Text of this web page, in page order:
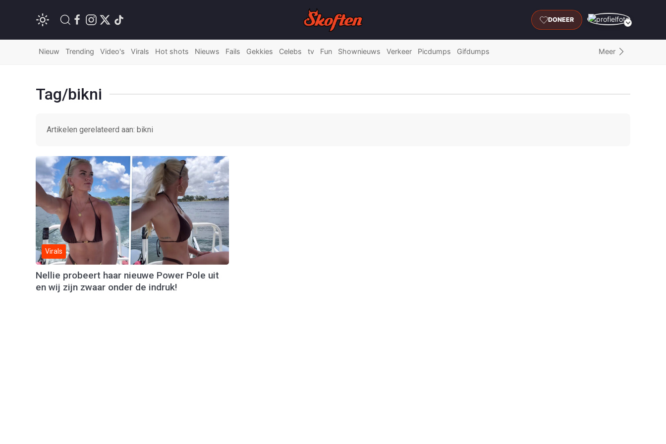
DONEER
Nieuw Trending Video's Virals Hot shots Nieuws Fails Gekkies Celebs tv Fun Shownieuws Verkeer Picdumps Gifdumps Meer
Tag/bikni
Artikelen gerelateerd aan: bikni
Virals
Nellie probeert haar nieuwe Power Pole uit
en wij zijn zwaar onder de indruk!